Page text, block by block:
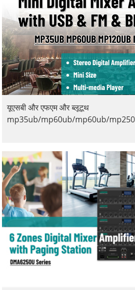
यूएसबी और एफएम और ब्लूटूथ
mp35ub/mp60ub/mp60ub/